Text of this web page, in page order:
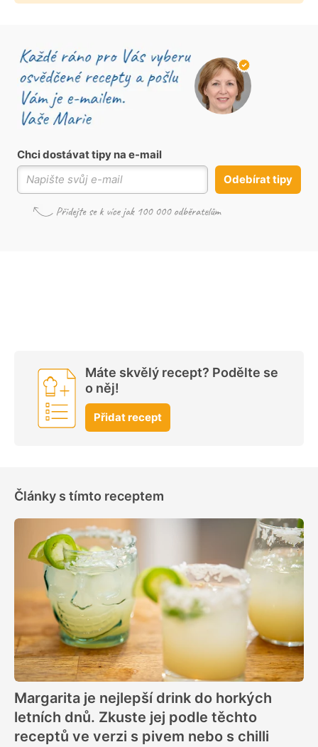
Chci dostávat tipy na e-mail
Odebírat tipy
Máte skvělý recept? Podělte se
o něj!
Přidat recept
Články s tímto receptem
Margarita je nejlepší drink do horkých
letních dnů. Zkuste jej podle těchto
receptů ve verzi s pivem nebo s chilli